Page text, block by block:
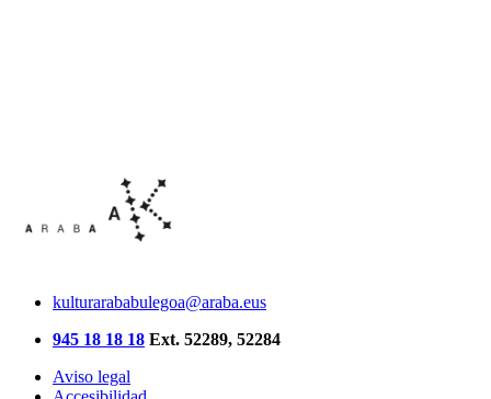
kulturarababulegoa@araba.eus
945 18 18 18 Ext. 52289, 52284
Aviso legal